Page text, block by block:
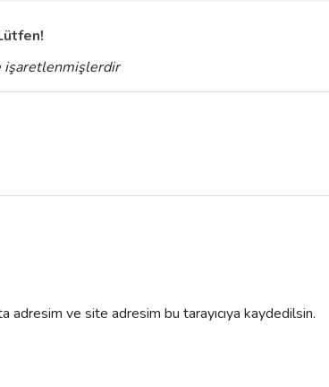
işaretlenmişlerdir
adresim ve site adresim bu tarayıcıya kaydedilsin.